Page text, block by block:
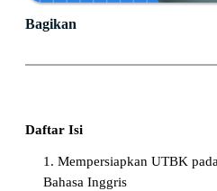
Bagikan
Daftar Isi
1. Mempersiapkan UTBK
Bahasa Inggris